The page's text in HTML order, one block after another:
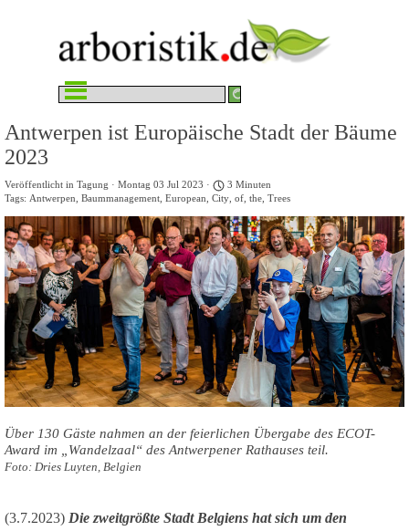
Menü überspringen
Antwerpen ist Europäische Stadt der Bäume
2023
Veröffentlicht in Tagung · Montag 03 Jul 2023 ·
3 Minuten
Tags: Antwerpen Baummanagement European City of the Trees
Über 130 Gäste nahmen an der feierlichen Übergabe des ECOT-
Award im „Wandelzaal“ des Antwerpener Rathauses teil.
Foto: Dries Luyten, Belgien
(3.7.2023) Die zweitgrößte Stadt Belgiens hat sich um den